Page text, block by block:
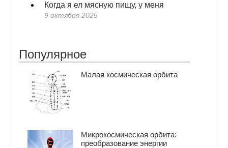
Когда я ел мясную пищу, у меня
9 октября 2025
Популярное
Малая космическая орбита
Микрокосмическая орбита:
преобразование энергии